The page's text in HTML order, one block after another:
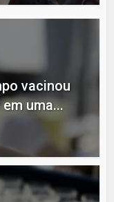
vacinou
uma...